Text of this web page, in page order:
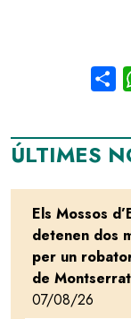
ÚLTIMES
Els Mossos
detenen dos
per un
de Montserrat
07/08/26